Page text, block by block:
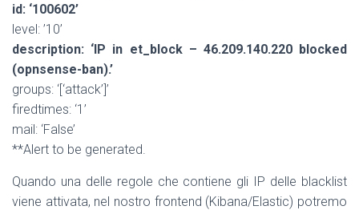
id: ‘100602’
level: ’10’
description: ‘IP in et_block – 46.209.140.220 blocked
(opnsense-ban).’
groups: ‘[‘attack’]’
firedtimes: ‘1’
mail: ‘False’
**Alert to be generated.
Quando una delle regole che contiene gli IP delle blacklist
viene attivata, nel nostro frontend (Kibana/Elastic) potremo